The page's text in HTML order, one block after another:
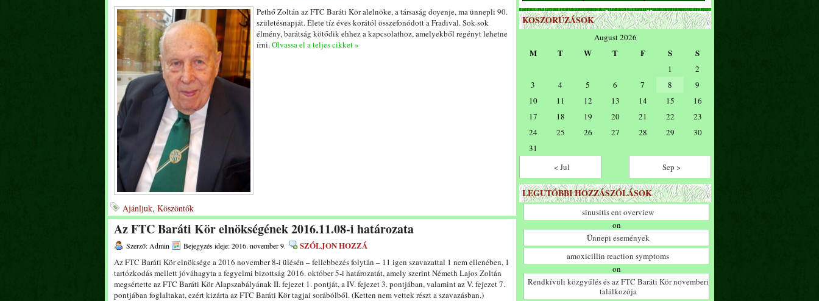
Pethő Zoltán az FTC Baráti Kör alelnöke, a társaság doyenje, ma ünnepli 90.
születésnapját. Élete tíz éves korától összefonódott a Fradival. Sok-sok
élmény, barátság kötődik ehhez a kapcsolathoz, amelyekből regényt lehetne
írni.Olvassa el a teljes cikket »
Ajánljuk, Köszöntők
Az FTC Baráti Kör elnökségének 2016.11.08-i határozata
Szerző: Admin Bejegyzés ideje: 2016. november 9. SZÓLJON HOZZÁ
Az FTC Baráti Kör elnöksége a 2016 november 8-i ülésén – fellebbezés folytán – 11 igen szavazattal 1 nem ellenében, 1
tartózkodás mellett jóváhagyta a fegyelmi bizottság 2016. október 5-i határozatát, amely szerint Németh Lajos Zoltán
megsértette az FTC Baráti Kör Alapszabályának II. fejezet 1. pontját, a IV. fejezet 3. pontjában, valamint az V. fejezet 7.
pontjában foglaltakat, ezért kizárta az FTC Baráti Kör tagjai sorábólből. (Ketten nem vettek részt a szavazásban.)
KOSZORÚZÁSOK
August 2026
M T W T F S S
1
2
3
4 5 6 7 8
9
10
11 12 13 14 15
16
17
18 19 20 21 22
23
24
25 26 27 28 29
30
31
< Jul
Sep >
LEGUTÓBBI HOZZÁSZÓLÁSOK
sinusitis ent overview
on
Ünnepi események
amoxicillin reaction symptoms
on
Rendkívüli közgyűlés és az FTC Baráti Kör novemberi
találkozója